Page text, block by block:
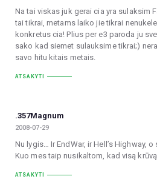
Na tai viskas juk gerai cia yra sulaksim
tai tikrai, metams laiko jie tikrai
konkretus cia! Plius per e3 paroda ju
sako kad siemet sulauksime tikrai;)
savo hitu kitais metais.
ATSAKYTI
.357Magnum
2008-07-29
Nu lygis… Ir EndWar, ir Hell’s Highway,
Kuo mes taip nusikaltom, kad visą
ATSAKYTI